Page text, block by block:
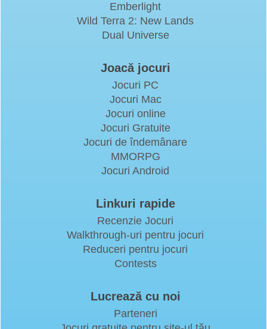
Emberlight
Wild Terra 2: New Lands
Dual Universe
Joacă jocuri
Jocuri PC
Jocuri Mac
Jocuri online
Jocuri Gratuite
Jocuri de îndemânare
MMORPG
Jocuri Android
Linkuri rapide
Recenzie Jocuri
Walkthrough-uri pentru jocuri
Reduceri pentru jocuri
Contests
Lucrează cu noi
Parteneri